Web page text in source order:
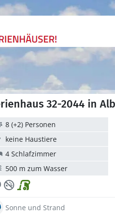
32-2044 in
8 (+2) Personen
keine Haustiere
4 Schlafzimmer
500 m zum Wasser
Sonne und Strand